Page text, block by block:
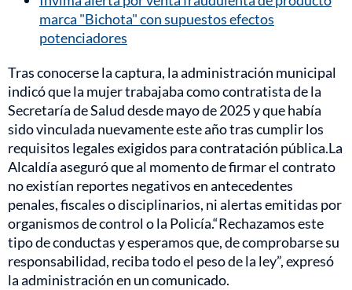
marca "Bichota" con supuestos efectos
potenciadores
Tras conocerse la captura, la administración municipal
indicó que la mujer trabajaba como contratista de la
Secretaría de Salud desde mayo de 2025 y que había
sido vinculada nuevamente este año tras cumplir los
requisitos legales exigidos para contratación pública.La
Alcaldía aseguró que al momento de firmar el contrato
no existían reportes negativos en antecedentes
penales, fiscales o disciplinarios, ni alertas emitidas por
organismos de control o la Policía.“Rechazamos este
tipo de conductas y esperamos que, de comprobarse su
responsabilidad, reciba todo el peso de la ley”, expresó
la administración en un comunicado.